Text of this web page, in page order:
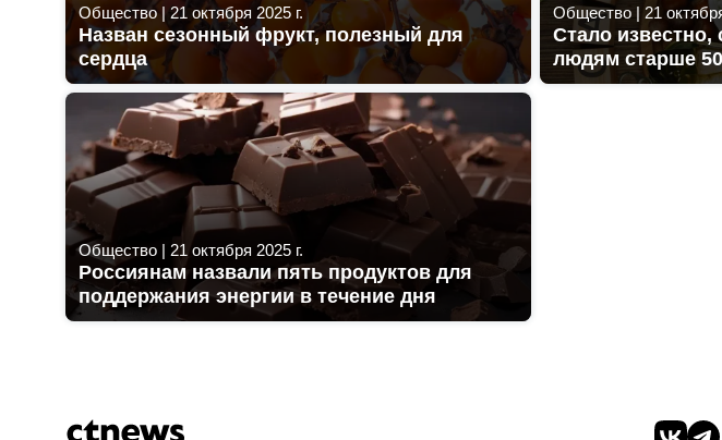
Общество |21 октября 2025 г.
Назван сезонный фрукт, полезный для
сердца
Общество | 21
Стало известно,
людям старше
Общество | 21 октября 2025 г.
Россиянам назвали пять продуктов для
поддержания энергии в течение дня